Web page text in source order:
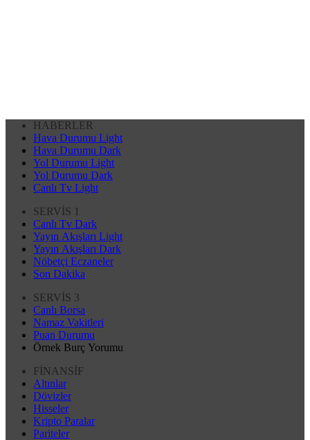
HABERLER
Hava Durumu Light
Hava Durumu Dark
Yol Durumu Light
Yol Durumu Dark
Canlı Tv Light
SERVİS 1
Canlı Tv Dark
Yayın Akışları Light
Yayın Akışları Dark
Nöbetçi Eczaneler
Son Dakika
SERVİS 3
Canlı Borsa
Namaz Vakitleri
Puan Durumu
Örnek Burç Yorumu
FİNANSİF
Altınlar
Dövizler
Hisseler
Kripto Paralar
Pariteler